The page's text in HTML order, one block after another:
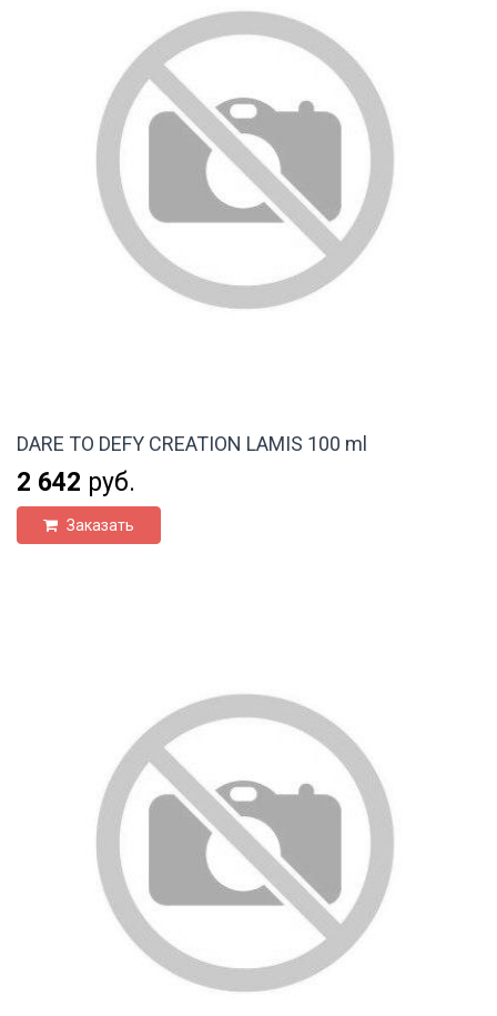
DARE TO DEFY CREATION LAMIS 100 ml
2 642 руб.
Заказать